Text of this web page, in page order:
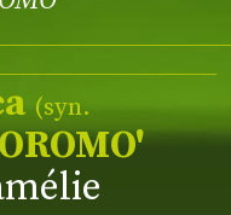
(syn.